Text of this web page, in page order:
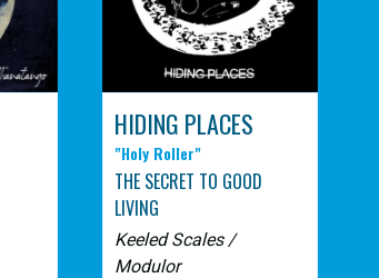
HIDING PLACES
"Holy Roller"
THE SECRET TO GOOD
LIVING
Keeled Scales /
Modulor